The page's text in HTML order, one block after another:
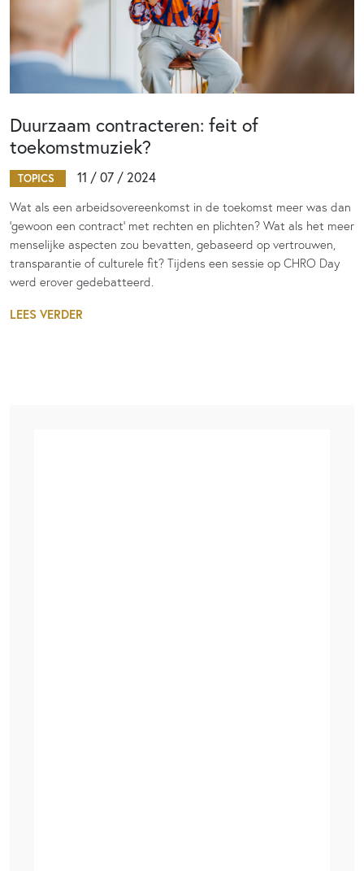
Duurzaam contracteren: feit of
toekomstmuziek?
TOPICS 11 / 07 / 2024
Wat als een arbeidsovereenkomst in de toekomst meer was dan
‘gewoon een contract’ met rechten en plichten? Wat als het meer
menselijke aspecten zou bevatten, gebaseerd op vertrouwen,
transparantie of culturele fit? Tijdens een sessie op CHRO Day
werd erover gedebatteerd.
LEES VERDER